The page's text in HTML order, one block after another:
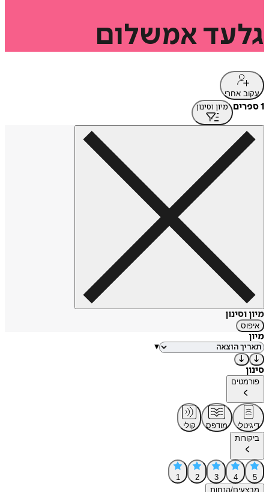
גלעד אמשלום
עקוב אחרי
1 ספרים מיון וסינון
מיון וסינון
איפוס
מיון
▾
סינון
פורמטים
דיגיטלי מודפס
קולי
ביקורות
5
4
3
2
1
מבצעים/הנחות